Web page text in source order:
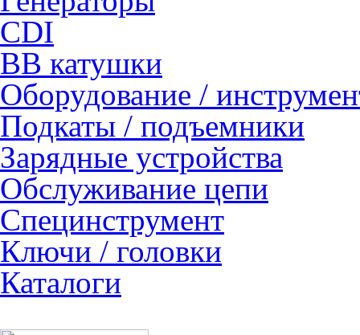
CDI
ВВ катушки
Оборудование /
Подкаты / подъемники
Зарядные устройства
Обслуживание цепи
Специнструмент
Ключи / головки
Каталоги